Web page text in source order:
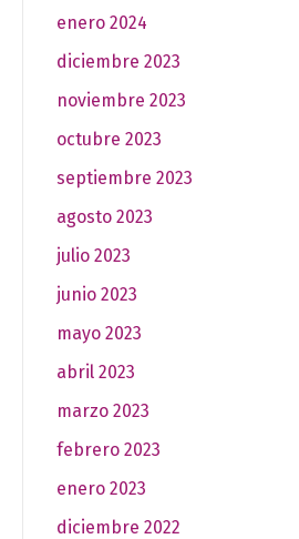
enero 2024
diciembre 2023
noviembre 2023
octubre 2023
septiembre 2023
agosto 2023
julio 2023
junio 2023
mayo 2023
abril 2023
marzo 2023
febrero 2023
enero 2023
diciembre 2022